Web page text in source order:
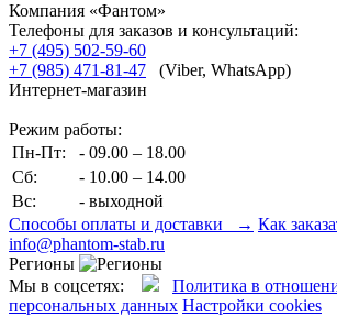
Компания «Фантом»
Телефоны для заказов и консультаций:
+7 (495) 502-59-60
+7 (985) 471-81-47 (Viber, WhatsApp)
Интернет-магазин
Режим работы:
Пн-Пт:
- 09.00 – 18.00
Сб:
- 10.00 – 14.00
Вс:
- выходной
Способы оплаты и доставки → Как
info@phantom-stab.ru
Регионы
Мы в соцсетях:
Политика в
персональных данных Настройки cookies